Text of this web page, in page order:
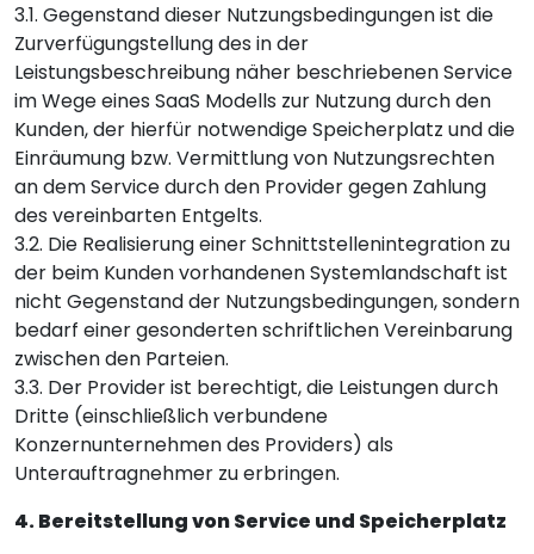
3.1. Gegenstand dieser Nutzungsbedingungen ist die
Zurverfügungstellung des in der
Leistungsbeschreibung näher beschriebenen Service
im Wege eines SaaS Modells zur Nutzung durch den
Kunden, der hierfür notwendige Speicherplatz und die
Einräumung bzw. Vermittlung von Nutzungsrechten
an dem Service durch den Provider gegen Zahlung
des vereinbarten Entgelts.
3.2. Die Realisierung einer Schnittstellenintegration zu
der beim Kunden vorhandenen Systemlandschaft ist
nicht Gegenstand der Nutzungsbedingungen, sondern
bedarf einer gesonderten schriftlichen Vereinbarung
zwischen den Parteien.
3.3. Der Provider ist berechtigt, die Leistungen durch
Dritte (einschließlich verbundene
Konzernunternehmen des Providers) als
Unterauftragnehmer zu erbringen.
4. Bereitstellung von Service und Speicherplatz